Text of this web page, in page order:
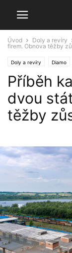
Úvod Doly a revíry
firem. Obnova těžby
Doly a revíry Diamo
Příběh
dvou
těžby